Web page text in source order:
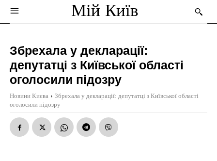
Мій Київ
Збрехала у декларації:
депутатці з Київської області
оголосили підозру
Новини Києва
Збрехала у декларації: депутатці з Київської області
оголосили підозру